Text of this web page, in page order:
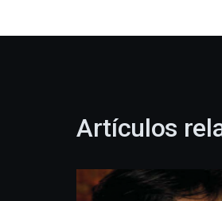
Artículos